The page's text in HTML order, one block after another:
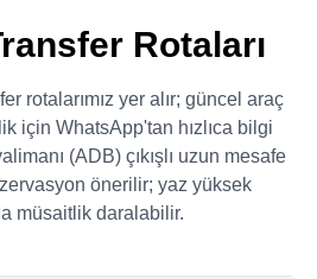
Rotaları
rotalarımız yer alır; güncel araç
için WhatsApp'tan hızlıca bilgi
(ADB) çıkışlı uzun mesafe
önerilir; yaz yüksek
müsaitlik daralabilir.